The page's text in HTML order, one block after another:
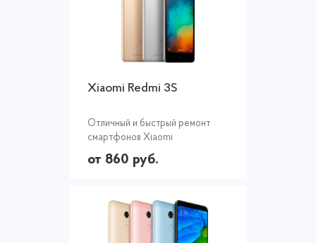
Xiaomi Redmi 3S
Отличный и быстрый ремонт
смартфонов Xiaomi
от 860 руб.